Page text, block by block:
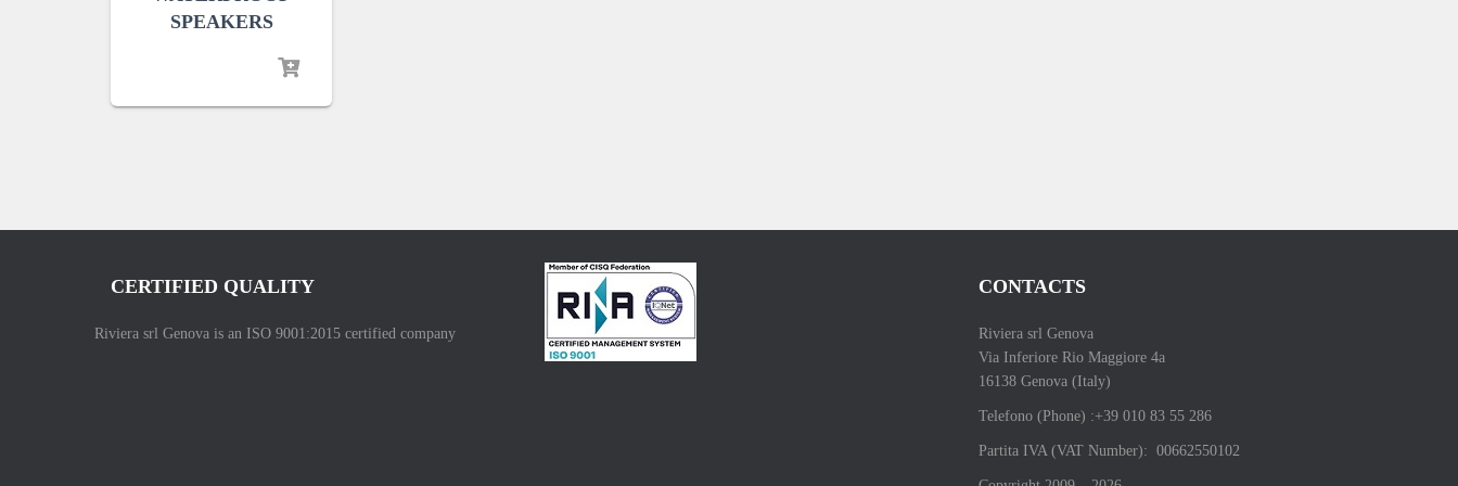
SPEAKERS
CERTIFIED QUALITY
Riviera srl Genova is an ISO 9001:2015 certified company
CONTACTS
Riviera srl Genova
Via Inferiore Rio Maggiore 4a
16138 Genova (Italy)
Telefono (Phone) :+39 010 83 55 286
Partita IVA (VAT Number): 00662550102